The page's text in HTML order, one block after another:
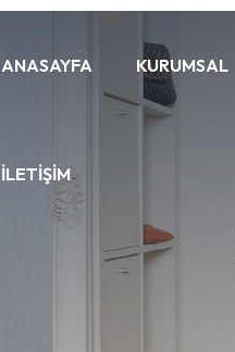
ANASAYFA KURUMSAL
İLETIŞIM